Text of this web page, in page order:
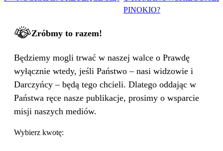
PINOKIO?
Zróbmy to razem!
Będziemy mogli trwać w naszej walce o Prawdę
wyłącznie wtedy, jeśli Państwo – nasi widzowie i
Darczyńcy – będą tego chcieli. Dlatego oddając w
Państwa ręce nasze publikacje, prosimy o wsparcie
misji naszych mediów.
Wybierz kwotę: